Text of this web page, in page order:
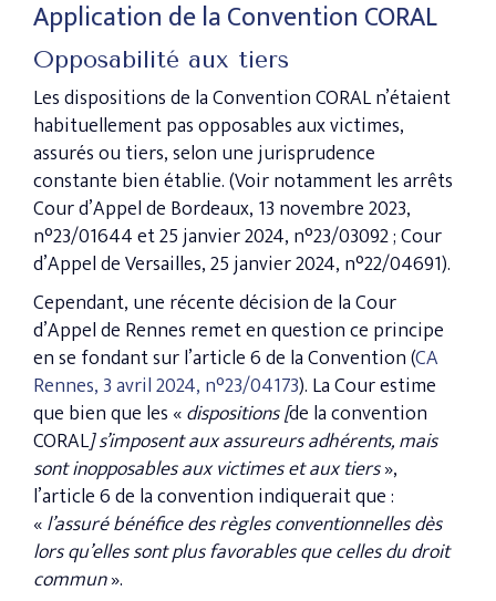
Application de la Convention CORAL
Opposabilité aux tiers
Les dispositions de la Convention CORAL n’étaient
habituellement pas opposables aux victimes,
assurés ou tiers, selon une jurisprudence
constante bien établie. (Voir notamment les arrêts
Cour d’Appel de Bordeaux, 13 novembre 2023,
n°23/01644 et 25 janvier 2024, n°23/03092 ; Cour
d’Appel de Versailles, 25 janvier 2024, n°22/04691).
Cependant, une récente décision de la Cour
d’Appel de Rennes remet en question ce principe
en se fondant sur l’article 6 de la Convention (CA
Rennes, 3 avril 2024, n°23/04173). La Cour estime
que bien que les «dispositions [de la convention
CORAL] s’imposent aux assureurs adhérents, mais
sont inopposables aux victimes et aux tiers»,
l’article 6 de la convention indiquerait que :
«l’assuré bénéfice des règles conventionnelles dès
lors qu’elles sont plus favorables que celles du droit
commun».